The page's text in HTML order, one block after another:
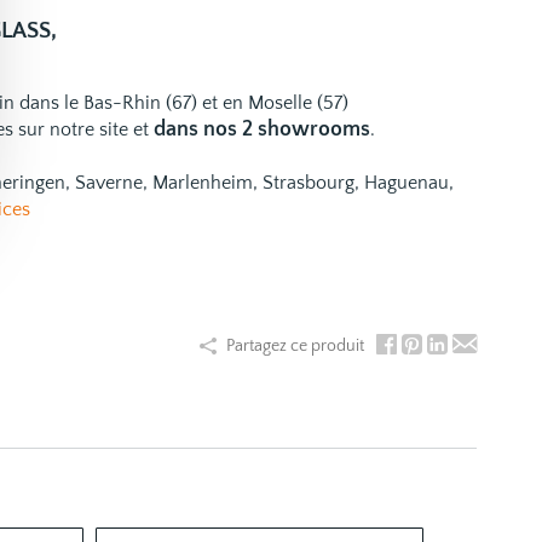
dans le Bas-Rhin (67) et en Moselle (57)
sur notre site et dans nos 2 showrooms.
Saverne, Marlenheim, Strasbourg, Haguenau,
Partagez ce produit